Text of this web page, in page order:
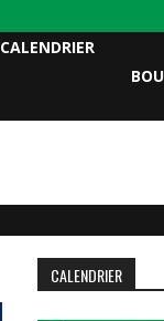
CALENDRIER
CALENDRIER